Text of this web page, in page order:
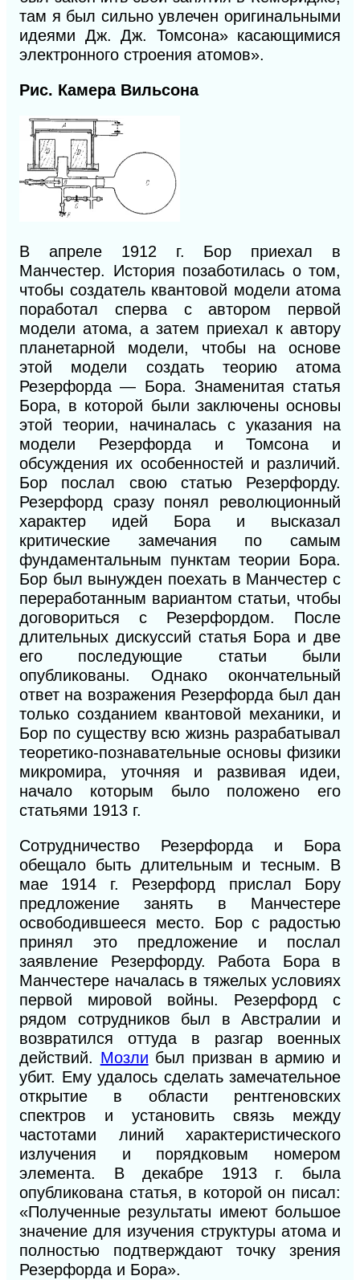
там я был сильно увлечен оригинальными
идеями Дж. Дж. Томсона» касающимися
электронного строения атомов».
Рис. Камера Вильсона
В апреле 1912 г. Бор приехал в
Манчестер. История позаботилась о том,
чтобы создатель квантовой модели атома
поработал сперва с автором первой
модели атома, а затем приехал к автору
планетарной модели, чтобы на основе
этой модели создать теорию атома
Резерфорда — Бора. Знаменитая статья
Бора, в которой были заключены основы
этой теории, начиналась с указания на
модели Резерфорда и Томсона и
обсуждения их особенностей и различий.
Бор послал свою статью Резерфорду.
Резерфорд сразу понял революционный
характер идей Бора и высказал
критические замечания по самым
фундаментальным пунктам теории Бора.
Бор был вынужден поехать в Манчестер с
переработанным вариантом статьи, чтобы
договориться с Резерфордом. После
длительных дискуссий статья Бора идве
его последующие статьи были
опубликованы. Однако окончательный
ответ на возражения Резерфорда был дан
только созданием квантовой механики, и
Бор по существу всю жизнь разрабатывал
теоретико-познавательные основы физики
микромира, уточняя и развивая идеи,
начало которым было положено его
статьями 1913 г.
Сотрудничество Резерфорда и Бора
обещало быть длительным и тесным. В
мае 1914 г. Резерфорд прислал Бору
предложение занять в Манчестере
освободившееся место. Бор с радостью
принял это предложение и послал
заявление Резерфорду. Работа Бора в
Манчестере началась в тяжелых условиях
первой мировой войны. Резерфорд с
рядом сотрудников был в Австралии и
возвратился оттуда в разгар военных
действий. Мозли был призван в армию и
убит. Ему удалось сделать замечательное
открытие в области рентгеновских
спектров и установить связь между
частотами линий характеристического
излучения и порядковым номером
элемента. Вдекабре 1913 г. была
опубликована статья, в которой он писал:
«Полученные результаты имеют большое
значение для изучения структуры атома и
полностью подтверждают точку зрения
Резерфорда и Бора».